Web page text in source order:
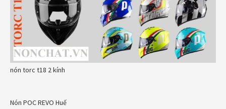
nón torc t18 2 kính
Nón POC REVO Huế